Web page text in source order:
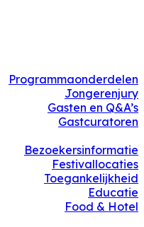
Programmaonderdelen
Jongerenjury
Gasten en Q&A’s
Gastcuratoren
Bezoekersinformatie
Festivallocaties
Toegankelijkheid
Educatie
Food & Hotel